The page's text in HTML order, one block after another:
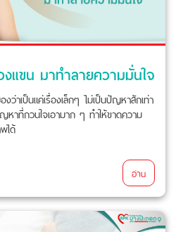
แขน มาทำลายความมั่นใจ
าเป็นแค่เรื่องเล็กๆ ไม่เป็นปัญหาสักเท่า
าที่กวนใจเอามาก ๆ ทำให้ขาดความ
ได้
อ่าน